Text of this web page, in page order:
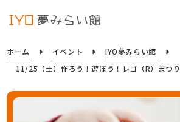
ホーム イベント
IYO夢みらい館
11/25（土）作ろう！遊ぼう！レゴ（R）まつり